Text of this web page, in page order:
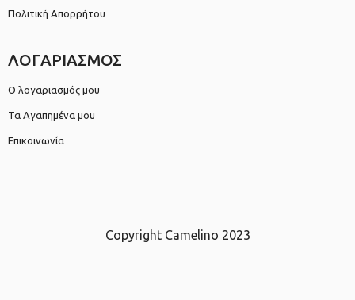
Πολιτική Απορρήτου
ΛΟΓΑΡΙΑΣΜΟΣ
Ο λογαριασμός μου
Τα Αγαπημένα μου
Επικοινωνία
Copyright Camelino 2023